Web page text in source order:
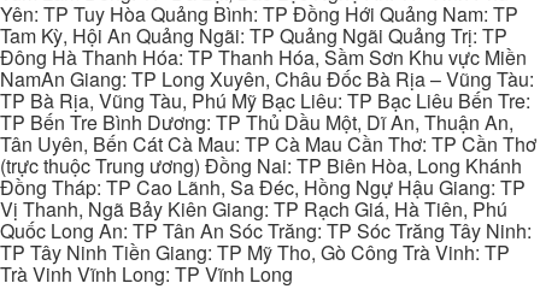
Yên: TP Tuy Hòa Quảng Bình: TP Đồng Hới Quảng Nam: TP
Tam Kỳ, Hội An Quảng Ngãi: TP Quảng Ngãi Quảng Trị: TP
Đông Hà Thanh Hóa: TP Thanh Hóa, Sầm Sơn Khu vực Miền
NamAn Giang: TP Long Xuyên, Châu Đốc Bà Rịa – Vũng Tàu:
TP Bà Rịa, Vũng Tàu, Phú Mỹ Bạc Liêu: TP Bạc Liêu Bến Tre:
TP Bến Tre Bình Dương: TP Thủ Dầu Một, Dĩ An, Thuận An,
Tân Uyên, Bến Cát Cà Mau: TP Cà Mau Cần Thơ: TP Cần Thơ
(trực thuộc Trung ương) Đồng Nai: TP Biên Hòa, Long Khánh
Đồng Tháp: TP Cao Lãnh, Sa Đéc, Hồng Ngự Hậu Giang: TP
Vị Thanh, Ngã Bảy Kiên Giang: TP Rạch Giá, Hà Tiên, Phú
Quốc Long An: TP Tân An Sóc Trăng: TP Sóc Trăng Tây Ninh:
TP Tây Ninh Tiền Giang: TP Mỹ Tho, Gò Công Trà Vinh: TP
Trà Vinh Vĩnh Long: TP Vĩnh Long